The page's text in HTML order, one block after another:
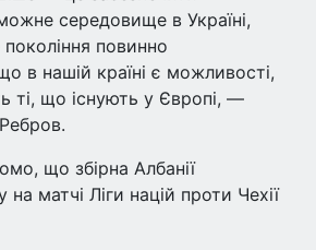
середовище в Україні,
повинно
в нашій країні є можливості,
ті, що існують у Європі, —
що збірна Албанії
матчі Ліги націй проти Чехії